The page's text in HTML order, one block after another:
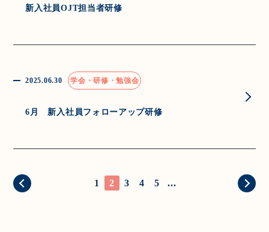
新入社員OJT担当者研修
2025.06.30 学会・研修・勉強会
6月 新入社員フォローアップ研修
1 2 3 4 5 ...